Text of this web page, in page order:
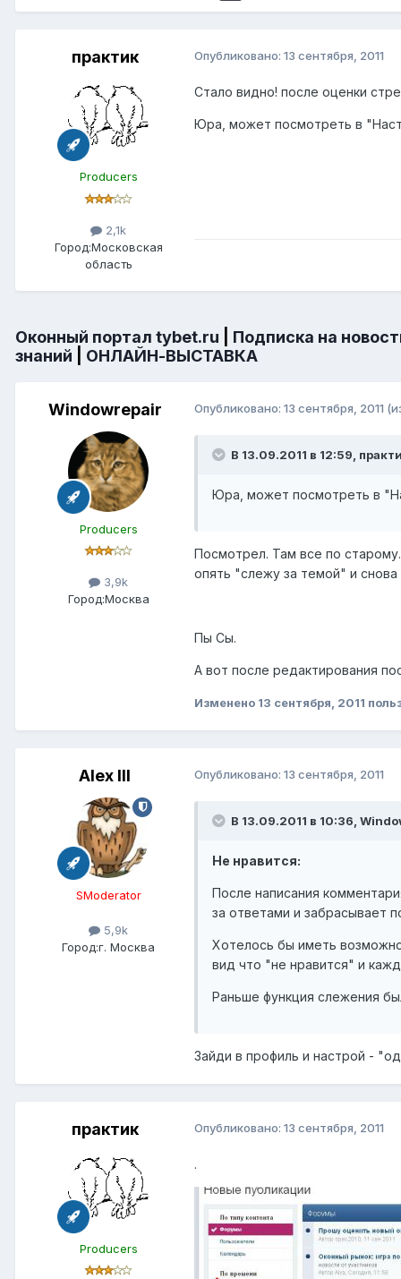
практик
Producers
2,1k
Город:Московская
область
Опубликовано: 13 сентября, 2011
Стало видно! после оценки
Юра, может посмотреть в
Оконный портал tybet.ru
Подписка на
знаний
ОНЛАЙН-ВЫСТАВКА
Windowrepair
Producers
3,9k
Город:Москва
Опубликовано: 13 сентября, 2011
В 13.09.2011 в 12:59,
Юра, может посмотреть в
Посмотрел. Там все по
опять "слежу за темой" и
Пы Сы.
А вот после редактирования
Изменено 13 сентября, 2011
Alex IlI
SModerator
5,9k
Город:г. Москва
Опубликовано: 13 сентября, 2011
В 13.09.2011 в 10:36,
Не нравится:
После написания
за ответами и забрасывает
Хотелось бы иметь
вид что "не нравится" и
Раньше функция слежения
Зайди в профиль и настрой -
практик
Producers
Опубликовано: 13 сентября, 2011
.